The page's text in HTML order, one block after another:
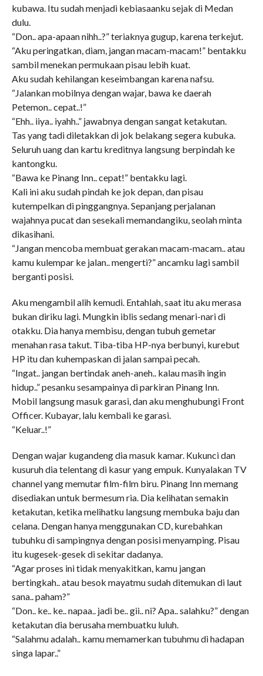
kubawa. Itu sudah menjadi kebiasaanku sejak di Medan
dulu.
“Don.. apa-apaan nihh..?” teriaknya gugup, karena terkejut.
“Aku peringatkan, diam, jangan macam-macam!” bentakku
sambil menekan permukaan pisau lebih kuat.
Aku sudah kehilangan keseimbangan karena nafsu.
“Jalankan mobilnya dengan wajar, bawa ke daerah
Petemon.. cepat..!”
“Ehh.. iiya.. iyahh..” jawabnya dengan sangat ketakutan.
Tas yang tadi diletakkan di jok belakang segera kubuka.
Seluruh uang dan kartu kreditnya langsung berpindah ke
kantongku.
“Bawa ke Pinang Inn.. cepat!” bentakku lagi.
Kali ini aku sudah pindah ke jok depan, dan pisau
kutempelkan di pinggangnya. Sepanjang perjalanan
wajahnya pucat dan sesekali memandangiku, seolah minta
dikasihani.
“Jangan mencoba membuat gerakan macam-macam.. atau
kamu kulempar ke jalan.. mengerti?” ancamku lagi sambil
berganti posisi.
Aku mengambil alih kemudi. Entahlah, saat itu aku merasa
bukan diriku lagi. Mungkin iblis sedang menari-nari di
otakku. Dia hanya membisu, dengan tubuh gemetar
menahan rasa takut. Tiba-tiba HP-nya berbunyi, kurebut
HP itu dan kuhempaskan di jalan sampai pecah.
“Ingat.. jangan bertindak aneh-aneh.. kalau masih ingin
hidup..” pesanku sesampainya di parkiran Pinang Inn.
Mobil langsung masuk garasi, dan aku menghubungi Front
Officer. Kubayar, lalu kembali ke garasi.
“Keluar..!”
Dengan wajar kugandeng dia masuk kamar. Kukunci dan
kusuruh dia telentang di kasur yang empuk. Kunyalakan TV
channel yang memutar film-film biru. Pinang Inn memang
disediakan untuk bermesum ria. Dia kelihatan semakin
ketakutan, ketika melihatku langsung membuka baju dan
celana. Dengan hanya menggunakan CD, kurebahkan
tubuhku di sampingnya dengan posisi menyamping. Pisau
itu kugesek-gesek di sekitar dadanya.
“Agar proses ini tidak menyakitkan, kamu jangan
bertingkah.. atau besok mayatmu sudah ditemukan di laut
sana.. paham?”
“Don.. ke.. ke.. napaa.. jadi be.. gii.. ni? Apa.. salahku?” dengan
ketakutan dia berusaha membuatku luluh.
“Salahmu adalah.. kamu memamerkan tubuhmu di hadapan
singa lapar..”